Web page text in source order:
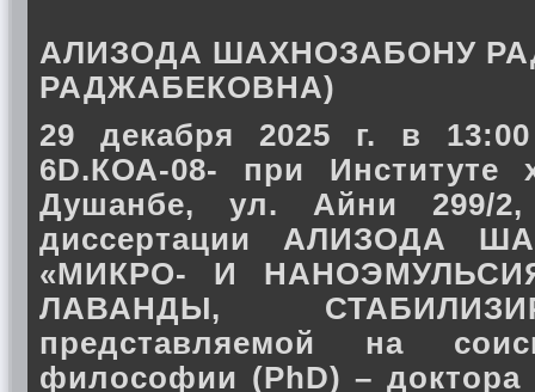
АЛИЗОДА ШАХНОЗАБОНУ
РАДЖАБЕКОВНА)
29 декабря 2025 г. в
6D.КОА-08- при
Душанбе, ул. Айни 299/2,
диссертации АЛИЗОДА
«МИКРО- И
ЛАВАНДЫ,
представляемой на
философии (PhD) – доктора